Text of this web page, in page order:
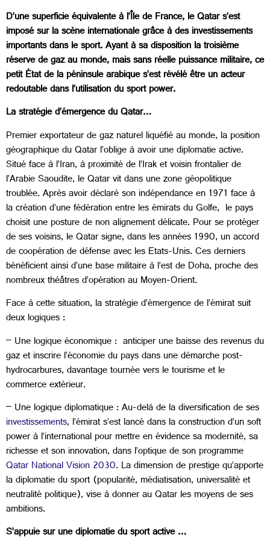
D’une superficie équivalente à l’Île de France, le Qatar s’est
imposé sur la scène internationale grâce à des investissements
importants dans le sport. Ayant à sa disposition la troisième
réserve de gaz au monde, mais sans réelle puissance militaire, ce
petit État de la péninsule arabique s’est révélé être un acteur
redoutable dans l’utilisation du sport power.
La stratégie d’émergence du Qatar…
Premier exportateur de gaz naturel liquéfié au monde, la position
géographique du Qatar l’oblige à avoir une diplomatie active.
Situé face à l’Iran, à proximité de l’Irak et voisin frontalier de
l’Arabie Saoudite, le Qatar vit dans une zone géopolitique
troublée. Après avoir déclaré son indépendance en 1971 face à
la création d’une fédération entre les émirats du Golfe, le pays
choisit une posture de non alignement délicate. Pour se protéger
de ses voisins, le Qatar signe, dans les années 1990, un accord
de coopération de défense avec les Etats-Unis. Ces derniers
bénéficient ainsi d’une base militaire à l’est de Doha, proche des
nombreux théâtres d’opération au Moyen-Orient.
Face à cette situation, la stratégie d’émergence de l’émirat suit
deux logiques :
– Une logique économique : anticiper une baisse des revenus du
gaz et inscrire l’économie du pays dans une démarche post-
hydrocarbures, davantage tournée vers le tourisme et le
commerce extérieur.
– Une logique diplomatique : Au-delà de la diversification de ses
investissements, l’émirat s’est lancé dans la construction d’un soft
power à l’international pour mettre en évidence sa modernité, sa
richesse et son innovation, dans l’optique de son programme
Qatar National Vision 2030. La dimension de prestige qu’apporte
la diplomatie du sport (popularité, médiatisation, universalité et
neutralité politique), vise à donner au Qatar les moyens de ses
ambitions.
S’appuie sur une diplomatie du sport active …